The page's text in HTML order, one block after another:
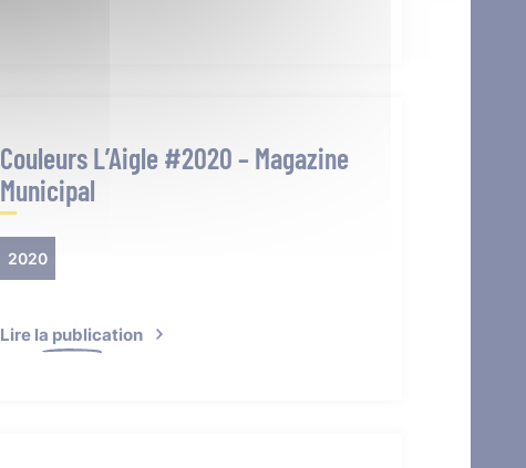
Couleurs L’Aigle #2020 – Magazine
Municipal
2020
Lire la publication